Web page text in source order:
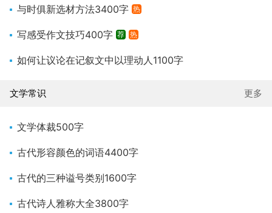
与时俱新选材方法3400字 热
写感受作文技巧400字 荐 热
如何让议论在记叙文中以理动人1100字
文学常识 更多
文学体裁500字
古代形容颜色的词语4400字
古代的三种谥号类别1600字
古代诗人雅称大全3800字